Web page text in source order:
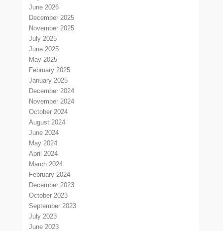
June 2026
December 2025
November 2025
July 2025
June 2025
May 2025
February 2025
January 2025
December 2024
November 2024
October 2024
August 2024
June 2024
May 2024
April 2024
March 2024
February 2024
December 2023
October 2023
September 2023
July 2023
June 2023